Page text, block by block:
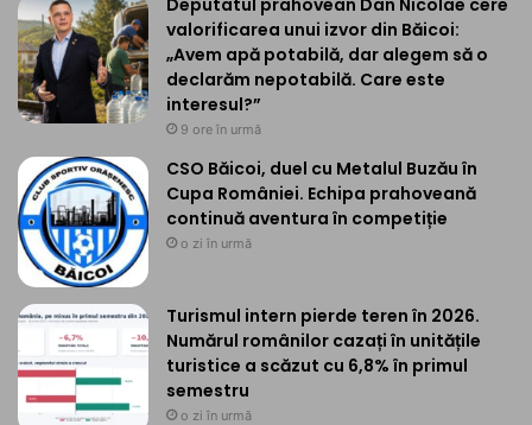
valorificarea unui izvor din Băicoi:
„Avem apă potabilă, dar alegem să o
declarăm nepotabilă. Care este
interesul?”
9 ore în urmă
CSO Băicoi, duel cu Metalul Buzău în
Cupa României. Echipa prahoveană
continuă aventura în competiție
o zi în urmă
Turismul intern pierde teren în 2026.
Numărul românilor cazați în unitățile
turistice a scăzut cu 6,8% în primul
semestru
o zi în urmă